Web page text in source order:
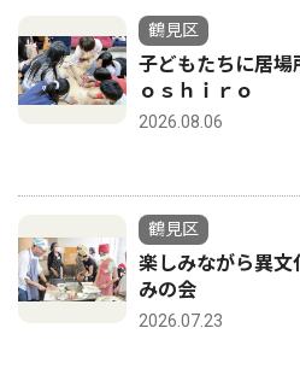
鶴見区
子どもたちに居
ｏｓｈｉｒｏ
2026.08.06
鶴見区
楽しみながら異
みの会
2026.07.23